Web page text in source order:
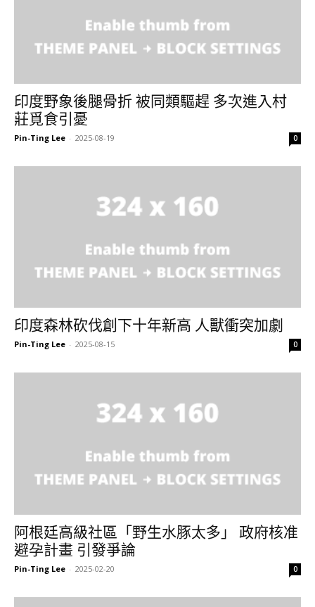
印度野象後腿骨折 被同類驅趕 多次進入村
莊覓食引憂
Pin-Ting Lee - 2025-08-19 0
印度森林砍伐創下十年新高 人獸衝突加劇
Pin-Ting Lee - 2025-08-15 0
阿根廷高級社區「野生水豚太多」 政府核准
避孕計畫 引發爭論
Pin-Ting Lee - 2025-02-20 0